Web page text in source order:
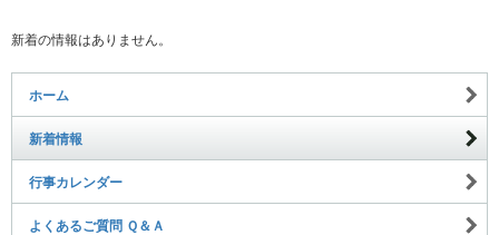
新着の情報はありません。
ホーム
新着情報
行事カレンダー
よくあるご質問 Ｑ＆Ａ